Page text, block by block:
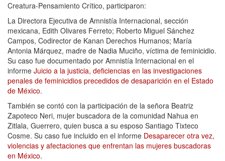
Creatura-Pensamiento Crítico, participaron:
La Directora Ejecutiva de Amnistía Internacional, sección
mexicana, Edith Olivares Ferreto; Roberto Miguel Sánchez
Campos, Codirector de Kanan Derechos Humanos; María
Antonia Márquez, madre de Nadia Muciño, víctima de feminicidio.
Su caso fue documentado por Amnistía Internacional en el
informe Juicio a la justicia, deficiencias en las investigaciones
penales de feminicidios precedidos de desaparición en el Estado
de México.
También se contó con la participación de la señora Beatriz
Zapoteco Neri, mujer buscadora de la comunidad Nahua en
Zitlala, Guerrero, quien busca a su esposo Santiago Tixteco
Cosme. Su caso fue incluido en el informe Desaparecer otra vez,
violencias y afectaciones que enfrentan las mujeres buscadoras
en México.